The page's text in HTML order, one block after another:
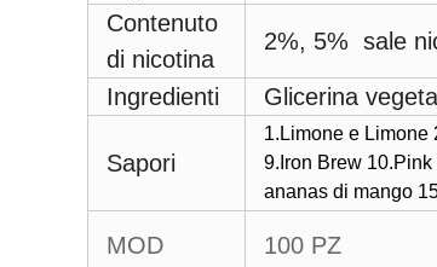
Contenuto
di nicotina
2%, 5% sale
Ingredienti Glicerina
Sapori
1.Limone e Limone
9.Iron Brew
ananas di mango
MOD 100 PZ